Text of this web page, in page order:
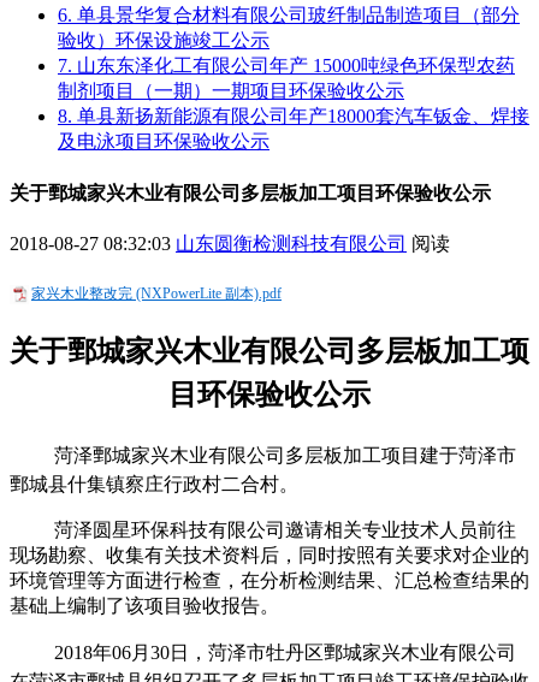
6. 单县景华复合材料有限公司玻纤制品制造项目（部分
验收）环保设施竣工公示
7. 山东东泽化工有限公司年产 15000吨绿色环保型农药
制剂项目（一期）一期项目环保验收公示
8. 单县新扬新能源有限公司年产18000套汽车钣金、焊接
及电泳项目环保验收公示
关于鄄城家兴木业有限公司多层板加工项目环保验收公示
2018-08-27 08:32:03 山东圆衡检测科技有限公司 阅读
家兴木业整改完 (NXPowerLite 副本).pdf
关于鄄城家兴木业有限公司多层板加工项
目环保验收公示
菏泽鄄城家兴木业有限公司多层板加工项目建于菏泽市
鄄城县什集镇察庄行政村二合村。
菏泽圆星环保科技有限公司邀请相关专业技术人员前往
现场勘察、收集有关技术资料后，同时按照有关要求对企业的
环境管理等方面进行检查，在分析检测结果、汇总检查结果的
基础上编制了该项目验收报告。
2018年06月 30日，菏泽市牡丹区鄄城家兴木业有限公司